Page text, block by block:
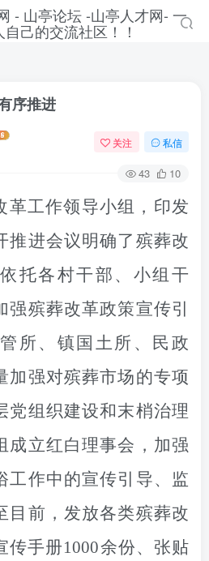
序推进
关注 私信
43 10
革工作领导小组，印发
推进会议明确了殡葬改
托各村干部、小组干
殡葬改革政策宣传引
所、镇国土所、民政
加强对殡葬市场的专项
党组织建设和末梢治理
成立红白理事会，加强
工作中的宣传引导、监
目前，发放各类殡葬改
传手册1000余份、张贴